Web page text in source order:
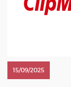
15/09/2025